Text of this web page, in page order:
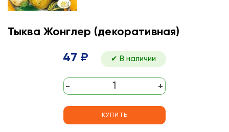
Тыква Жонглер (декоративная)
47 ₽ ✔ В наличии
- +
КУПИТЬ